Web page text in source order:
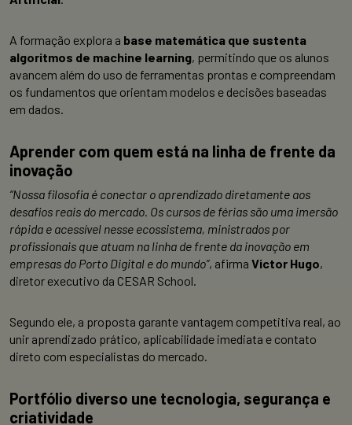
A formação explora a base matemática que sustenta
algoritmos de machine learning, permitindo que os alunos
avancem além do uso de ferramentas prontas e compreendam
os fundamentos que orientam modelos e decisões baseadas
em dados.
Aprender com quem está na linha de frente da
inovação
“Nossa filosofia é conectar o aprendizado diretamente aos
desafios reais do mercado. Os cursos de férias são uma imersão
rápida e acessível nesse ecossistema, ministrados por
profissionais que atuam na linha de frente da inovação em
empresas do Porto Digital e do mundo”, afirma Victor Hugo,
diretor executivo da CESAR School.
Segundo ele, a proposta garantevantagem competitiva real, ao
unir aprendizado prático, aplicabilidade imediata e contato
direto com especialistas do mercado.
Portfólio diverso une tecnologia, segurança e
criatividade